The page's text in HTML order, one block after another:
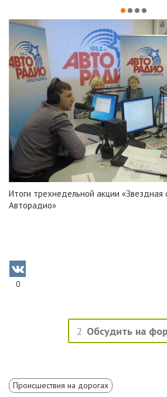
Итоги трехнедельной акции «Звездная
Авторадио»
0
2 Обсудить на
Происшествия на дорогах